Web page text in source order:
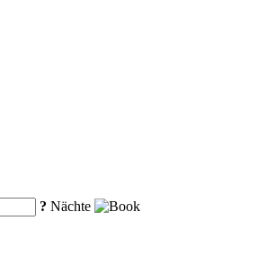
? Nächte